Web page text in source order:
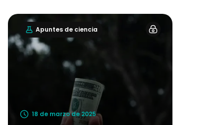
Apuntes de ciencia
18 de marzo de 2025